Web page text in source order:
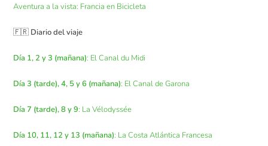
Aventura a la vista: Francia en Bicicleta
🇫🇷 Diario del viaje
Día 1, 2 y 3 (mañana): El Canal du Midi
Día 3 (tarde), 4, 5 y 6 (mañana): El Canal de Garona
Día 7 (tarde), 8 y 9: La Vélodyssée
Día 10, 11, 12 y 13 (mañana): La Costa Atlántica Francesa